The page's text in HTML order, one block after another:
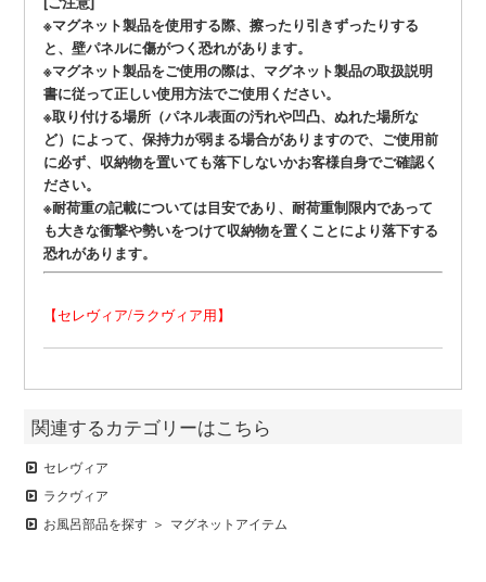
※マグネット製品を使用する際、擦ったり引きずったりする
と、壁パネルに傷がつく恐れがあります。
※マグネット製品をご使用の際は、マグネット製品の取扱説明
書に従って正しい使用方法でご使用ください。
※取り付ける場所（パネル表面の汚れや凹凸、ぬれた場所な
ど）によって、保持力が弱まる場合がありますので、ご使用前
に必ず、収納物を置いても落下しないかお客様自身でご確認く
ださい。
※耐荷重の記載については目安であり、耐荷重制限内であって
も大きな衝撃や勢いをつけて収納物を置くことにより落下する
恐れがあります。
【セレヴィア/ラクヴィア用】
関連するカテゴリーはこちら
セレヴィア
ラクヴィア
お風呂部品を探す
マグネットアイテム